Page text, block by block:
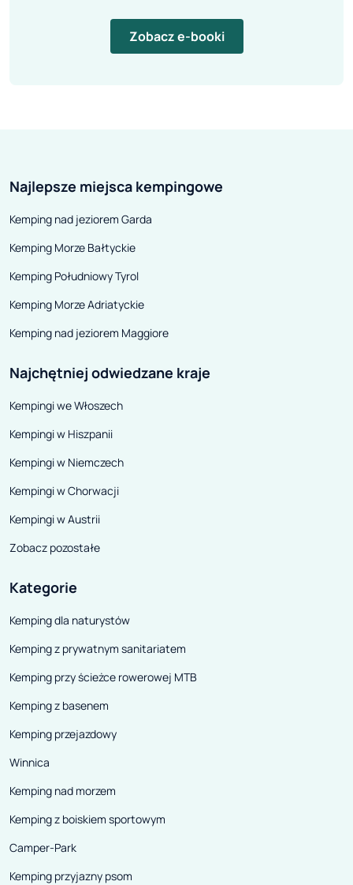
Zobacz e-booki
Najlepsze miejsca kempingowe
Kemping nad jeziorem Garda
Kemping Morze Bałtyckie
Kemping Południowy Tyrol
Kemping Morze Adriatyckie
Kemping nad jeziorem Maggiore
Najchętniej odwiedzane kraje
Kempingi we Włoszech
Kempingi w Hiszpanii
Kempingi w Niemczech
Kempingi w Chorwacji
Kempingi w Austrii
Zobacz pozostałe
Kategorie
Kemping dla naturystów
Kemping z prywatnym sanitariatem
Kemping przy ścieżce rowerowej MTB
Kemping z basenem
Kemping przejazdowy
Winnica
Kemping nad morzem
Kemping z boiskiem sportowym
Camper-Park
Kemping przyjazny psom